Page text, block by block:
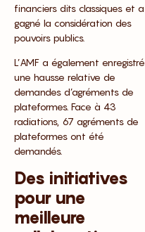
financiers dits classiques et a
gagné la considération des
pouvoirs publics.
L’AMF a également enregistré
une hausse relative de
demandes d’agréments de
plateformes. Face à 43
radiations, 67 agréments de
plateformes ont été
demandés.
Des initiatives
pour une
meilleure